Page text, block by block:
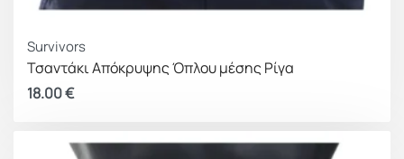
Survivors
Τσαντάκι Απόκρυψης Όπλου μέσης Ρίγα
18.00€